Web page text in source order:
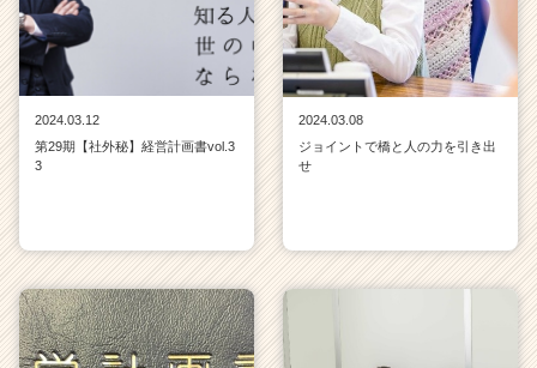
2024.03.12
第29期【社外秘】経営計画書vol.3
3
2024.03.08
ジョイントで橋と人の力を引き出
せ